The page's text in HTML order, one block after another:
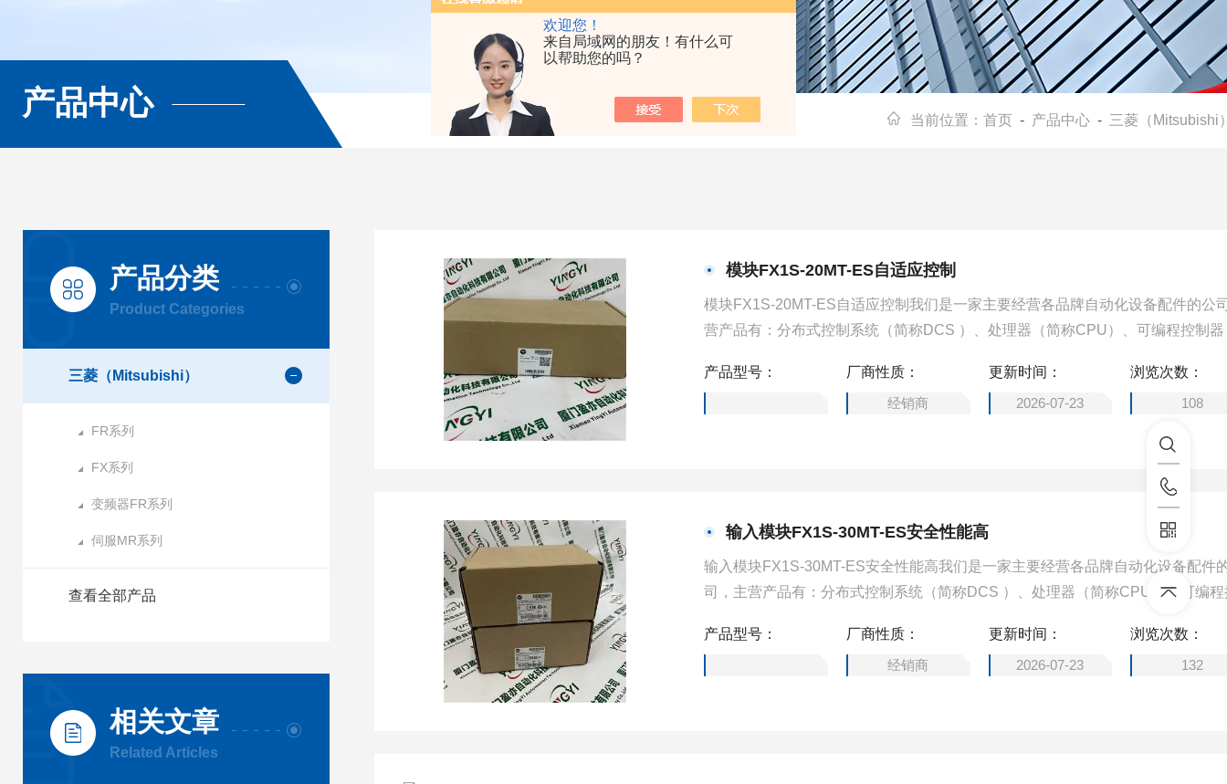
欢迎您！
来自局域网的朋友！有什么可
以帮助您的吗？
产品中心 当前位置： 首页 - 产品中心 - 三菱（Mitsubishi
产品分类
Product Categories
三菱（Mitsubishi）
FR系列
FX系列
变频器FR系列
伺服MR系列
查看全部产品
相关文章
Related Articles
模块FX1S-20MT-ES自适应控制
模块FX1S-20MT-ES自适应控制我们是一家主要经营各品牌自动化设备配件的公
营产品有：分布式控制系统（简称DCS ）、处理器（简称CPU）、可编程控制
一些工业自动化设备配件。
产品型号：
厂商性质：
经销商
更新时间：
2026-07-23
浏览次数：
108
输入模块FX1S-30MT-ES安全性能高
输入模块FX1S-30MT-ES安全性能高我们是一家主要经营各品牌自动化设备配件
司，主营产品有：分布式控制系统（简称DCS ）、处理器（简称CPU）、可编
频器等一些工业自动化设备配件。
产品型号：
厂商性质：
经销商
更新时间：
2026-07-23
浏览次数：
132